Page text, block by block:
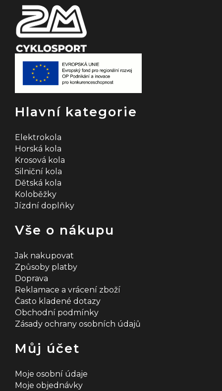
Hlavní kategorie
Elektrokola
Horská kola
Krosová kola
Silniční kola
Dětská kola
Koloběžky
Jízdní doplňky
Vše o nákupu
Jak nakupovat
Způsoby platby
Doprava
Reklamace a vrácení zboží
Často kladené dotazy
Obchodní podmínky
Zásady ochrany osobních údajů
Můj účet
Moje osobní údaje
Moje objednávky